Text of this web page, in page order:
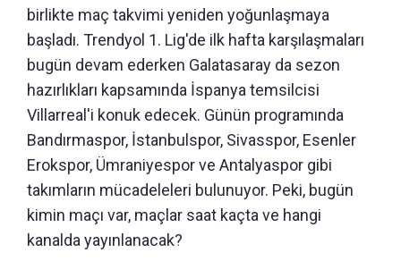
birlikte maç takvimi yeniden yoğunlaşmaya
başladı. Trendyol 1. Lig'de ilk hafta karşılaşmaları
bugün devam ederken Galatasaray da sezon
hazırlıkları kapsamında İspanya temsilcisi
Villarreal'i konuk edecek. Günün programında
Bandırmaspor, İstanbulspor, Sivasspor, Esenler
Erokspor, Ümraniyespor ve Antalyaspor gibi
takımların mücadeleleri bulunuyor. Peki, bugün
kimin maçı var, maçlar saat kaçta ve hangi
kanalda yayınlanacak?